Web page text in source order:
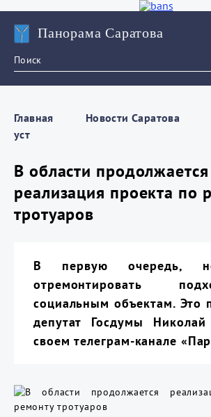
Панорама Саратова
Главная Новости Саратова
уст
В области продолжается
реализация проекта по
тротуаров
В первую очередь,
отремонтировать
социальным объектам. Это
депутат Госдумы
своем телеграм-канале